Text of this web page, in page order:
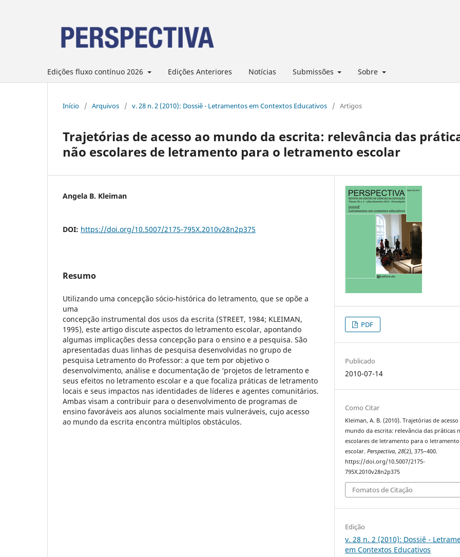
Edições fluxo contínuo 2026 Edições Anteriores Notícias Submissões Sobre
Início / Arquivos / v. 28 n. 2 (2010): Dossiê - Letramentos em Contextos Educativos / Artigos
Trajetórias de acesso ao mundo da escrita: relevância das
não escolares de letramento para o letramento escolar
Angela B. Kleiman
DOI: https://doi.org/10.5007/2175-795X.2010v28n2p375
Resumo
Utilizando uma concepção sócio-histórica do letramento, que se opõe a
uma
concepção instrumental dos usos da escrita (STREET, 1984; KLEIMAN,
1995), este artigo discute aspectos do letramento escolar, apontando
algumas implicações dessa concepção para o ensino e a pesquisa. São
apresentadas duas linhas de pesquisa desenvolvidas no grupo de
pesquisa Letramento do Professor: a que tem por objetivo o
desenvolvimento, análise e documentação de ‘projetos de letramento e
seus efeitos no letramento escolar e a que focaliza práticas de letramento
locais e seus impactos nas identidades de líderes e agentes comunitários.
Ambas visam a contribuir para o desenvolvimento de programas de
ensino favoráveis aos alunos socialmente mais vulneráveis, cujo acesso
ao mundo da escrita encontra múltiplos obstáculos.
PDF
Publicado
2010-07-14
Como Citar
Kleiman, A. B. (2010). Trajetórias de acesso
mundo da escrita: relevância das práticas
escolares de letramento para o letramento
escolar.Perspectiva,28(2), 375–400.
https://doi.org/10.5007/2175-
795X.2010v28n2p375
Fomatos de Citação
Edição
v. 28 n. 2 (2010): Dossiê -
em Contextos Educativos